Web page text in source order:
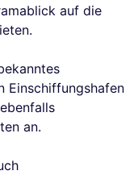
auf die
Einschiffungshafen
an.